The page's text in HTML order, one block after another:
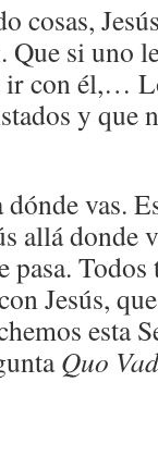
cosas,
Que si uno
ir con él,…
y que
dónde vas.
allá donde
Todos
Jesús,
esta
Quo